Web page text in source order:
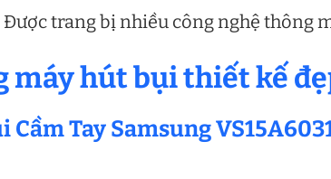
Được trang bị nhiều công nghệ thông
máy hút bụi thiết kế
Cầm Tay Samsung